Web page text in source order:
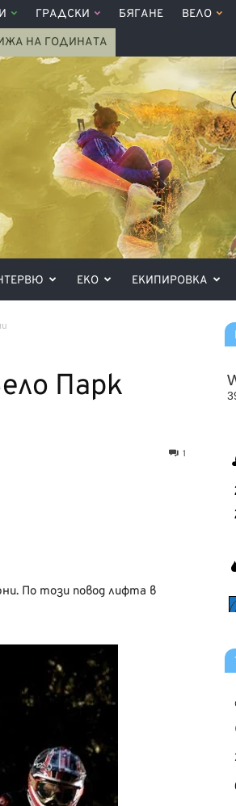
ГРАДСКИ БЯГАНЕ ВЕЛО
НА ГОДИНАТА
ЕКО ЕКИПИРОВКА
Парк
1
По този повод лифта в